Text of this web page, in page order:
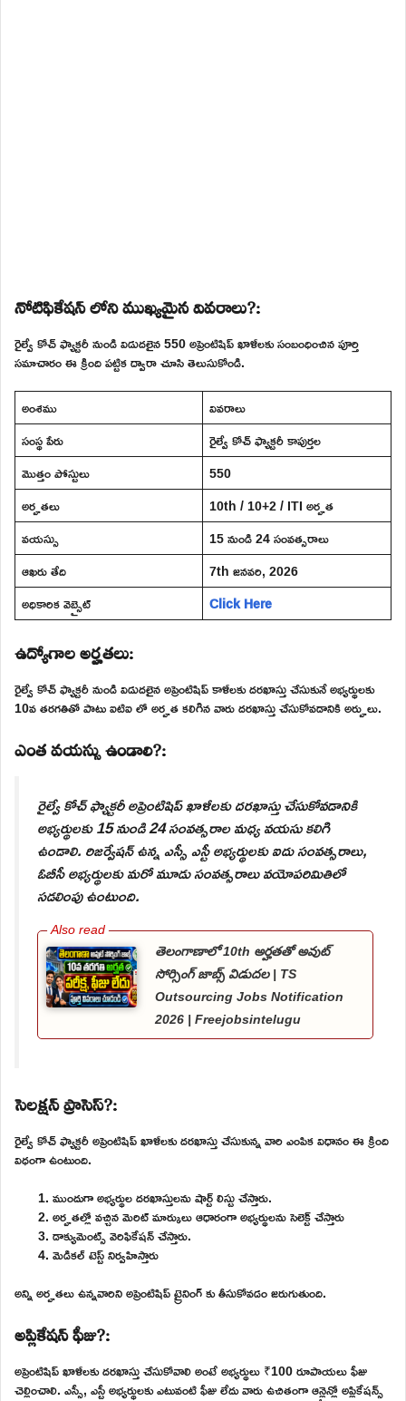
నోటిఫికేషన్ లోని ముఖ్యమైన వివరాలు?:
రైల్వే కోచ్ ఫ్యాక్టరీ నుండి విడుదలైన 550 అప్రెంటిషిప్ ఖాళీలకు సంబంధించిన పూర్తి
సమాచారం ఈ క్రింది పట్టిక ద్వారా చూసి తెలుసుకోండి.
అంశము
వివరాలు
సంస్థ పేరు
రైల్వే కోచ్ ఫ్యాక్టరీ కాపుర్తల
మొత్తం పోస్టులు
550
అర్హతలు
10th / 10+2 / ITI అర్హత
వయస్సు
15 నుండి 24 సంవత్సరాలు
ఆఖరు తేది
7th జనవరి, 2026
అధికారిక వెబ్సైట్
Click Here
ఉద్యోగాల అర్హతలు:
రైల్వే కోచ్ ఫ్యాక్టరీ నుండి విడుదలైన అప్రెంటిషిప్ కాళీలకు దరఖాస్తు చేసుకునే అభ్యర్థులకు
10వ తరగతితో పాటు ఐటిఐ లో అర్హత కలిగిన వారు దరఖాస్తు చేసుకోవడానికి అర్హులు.
ఎంత వయస్సు ఉండాలి?:
రైల్వే కోచ్ ఫ్యాక్టరీ అప్రెంటిషిప్ ఖాళీలకు దరఖాస్తు చేసుకోవడానికి
అభ్యర్థులకు 15 నుండి 24 సంవత్సరాల మధ్య వయసు కలిగి
ఉండాలి. రిజర్వేషన్ ఉన్న ఎస్సీ ఎస్టీ అభ్యర్థులకు ఐదు సంవత్సరాలు,
ఓబీసీ అభ్యర్థులకు మరో మూడు సంవత్సరాలు వయోపరిమితిలో
సడలింపు ఉంటుంది.
తెలంగాణాలో 10th అర్హతతో అవుట్
సోర్సింగ్ జాబ్స్ విడుదల | TS
Outsourcing Jobs Notification
2026 | Freejobsintelugu
సెలక్షన్ ప్రాసెస్?:
రైల్వే కోచ్ ఫ్యాక్టరీ అప్రెంటిషిప్ ఖాళీలకు దరఖాస్తు చేసుకున్న వారి ఎంపిక విధానం ఈ క్రింది
విధంగా ఉంటుంది.
ముందుగా అభ్యర్థుల దరఖాస్తులను షార్ట్ లిస్టు చేస్తారు.
అర్హతల్లో వచ్చిన మెరిట్ మార్కులు ఆధారంగా అభ్యర్థులను సెలెక్ట్ చేస్తారు
డాక్యుమెంట్స్ వెరిఫికేషన్ చేస్తారు.
మెడికల్ టెస్ట్ నిర్వహిస్తారు
అన్ని అర్హతలు ఉన్నవారిని అప్రెంటిషిప్ ట్రైనింగ్ కు తీసుకోవడం జరుగుతుంది.
అప్లికేషన్ ఫీజు?:
అప్రెంటిషిప్ ఖాళీలకు దరఖాస్తు చేసుకోవాలి అంటే అభ్యర్థులు ₹100 రూపాయలు ఫీజు
చెల్లించాలి. ఎస్సీ, ఎస్టీ అభ్యర్థులకు ఎటువంటి ఫీజు లేదు వారు ఉచితంగా ఆన్లైన్లో అప్లికేషన్స్